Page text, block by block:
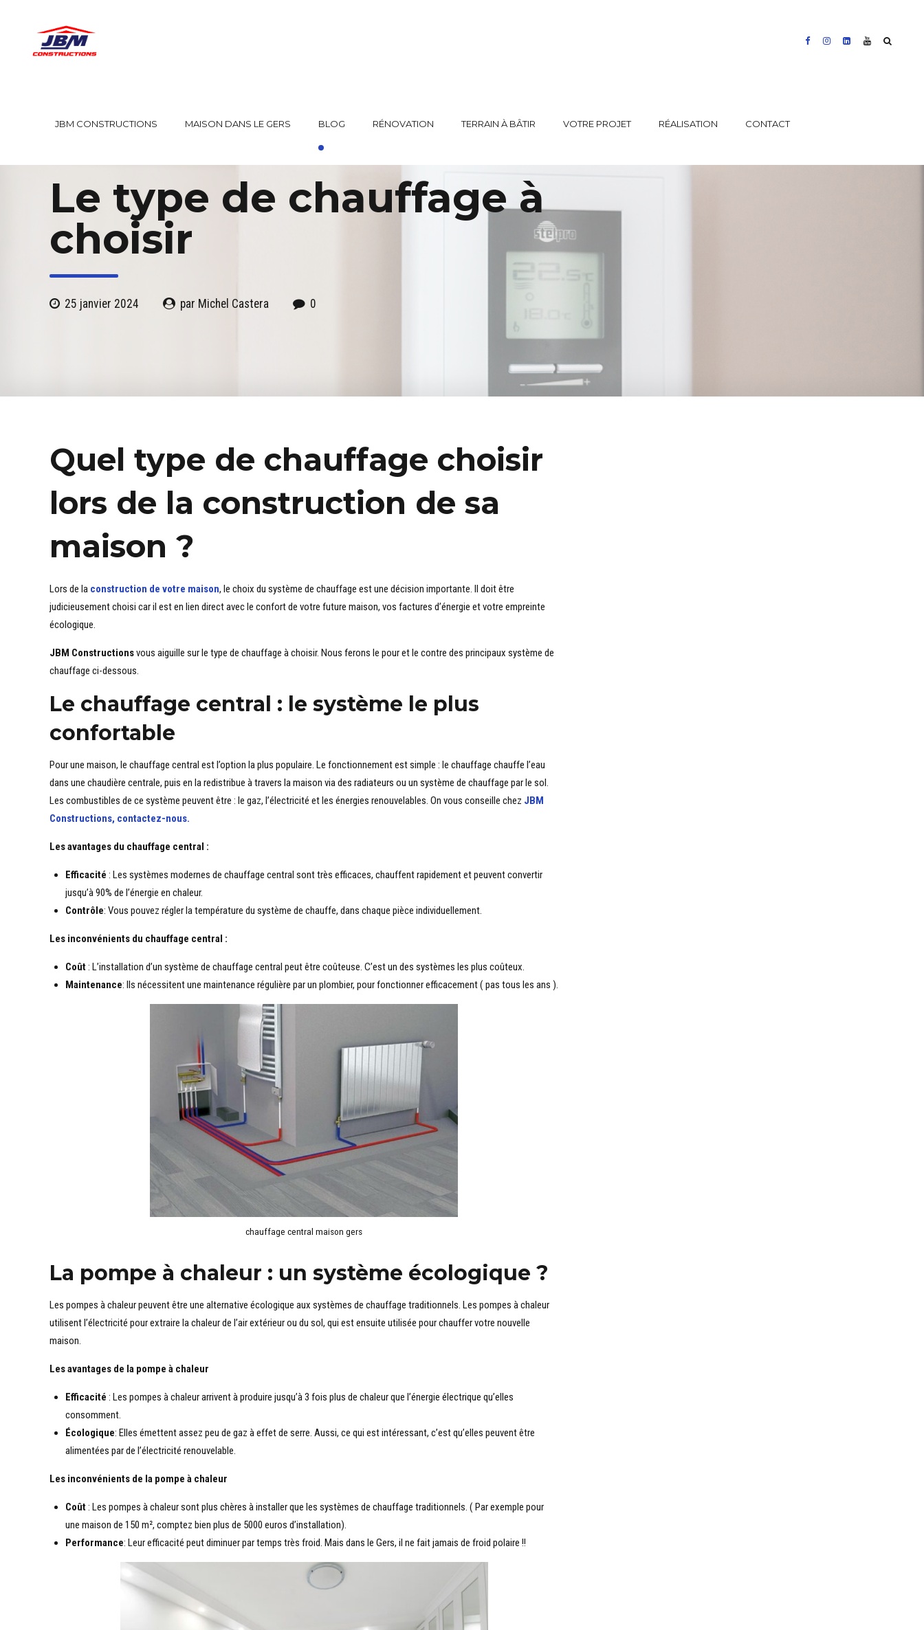
JBM CONSTRUCTIONS MAISON DANS LE GERS BLOG RÉNOVATION TERRAIN À BÂTIR VOTRE PROJET RÉALISATION CONTACT
Le type de chauffage à
choisir
25 janvier 2024 par Michel Castera 0
Quel type de chauffage choisir
lors de la construction de sa
maison ?
Lors de la construction de votre maison, le choix du système de chauffage est une décision importante. Il doit être
judicieusement choisi car il est en lien direct avec le confort de votre future maison, vos factures d’énergie et votre empreinte
écologique.
JBM Constructionsvous aiguille sur le type de chauffage à choisir. Nous ferons le pour et le contre des principaux système de
chauffage ci-dessous.
Le chauffage central : le système le plus
confortable
Pour une maison, le chauffage central est l’option la plus populaire. Le fonctionnement est simple : le chauffage chauffe l’eau
dans une chaudière centrale, puis en la redistribue à travers la maison via des radiateurs ou un système de chauffage par le sol.
Les combustibles de ce système peuvent être : le gaz, l’électricité et les énergies renouvelables. On vous conseille chez JBM
Constructions, contactez-nous.
Les avantages du chauffage central :
Efficacité : Les systèmes modernes de chauffage central sont très efficaces, chauffent rapidement et peuvent convertir
jusqu’à 90% de l’énergie en chaleur.
Contrôle: Vous pouvez régler la température du système de chauffe, dans chaque pièce individuellement.
Les inconvénients du chauffage central :
Coût: L’installation d’un système de chauffage central peut être coûteuse. C’est un des systèmes les plus coûteux.
Maintenance: Ils nécessitent une maintenance régulière par un plombier, pour fonctionner efficacement ( pas tous les ans ).
chauffage central maison gers
La pompe à chaleur : un système écologique ?
Les pompes à chaleur peuvent être une alternative écologique aux systèmes de chauffage traditionnels. Les pompes à chaleur
utilisent l’électricité pour extraire la chaleur de l’air extérieur ou du sol, qui est ensuite utilisée pour chauffer votre nouvelle
maison.
Les avantages de la pompe à chaleur
Efficacité : Les pompes à chaleur arrivent à produire jusqu’à 3 fois plus de chaleur que l’énergie électrique qu’elles
consomment.
Écologique: Elles émettent assez peu de gaz à effet de serre. Aussi, ce qui est intéressant, c’est qu’elles peuvent être
alimentées par de l’électricité renouvelable.
Les inconvénients de la pompe à chaleur
Coût: Les pompes à chaleur sont plus chères à installer que les systèmes de chauffage traditionnels. ( Par exemple pour
une maison de 150 m², comptez bien plus de 5000 euros d’installation).
Performance: Leur efficacité peut diminuer par temps très froid. Mais dans le Gers, il ne fait jamais de froid polaire !!